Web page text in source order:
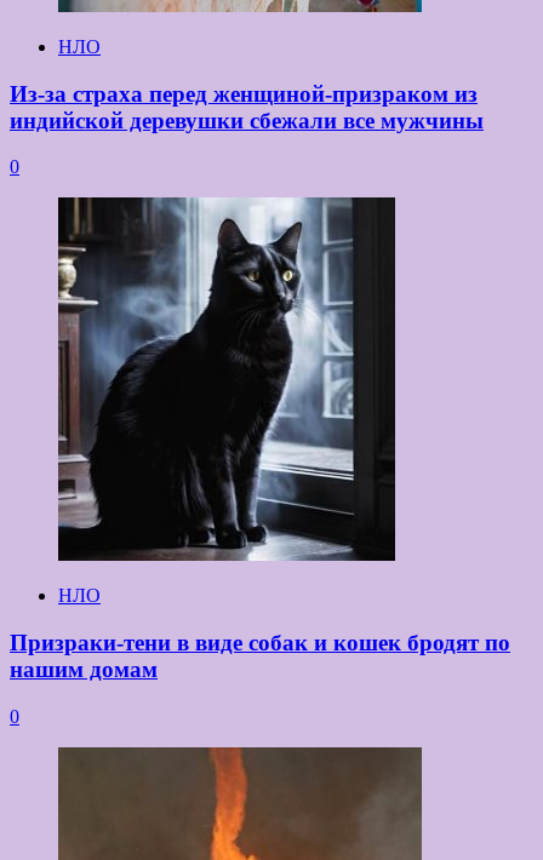
НЛО
Из-за страха перед женщиной-призраком из
индийской деревушки сбежали все мужчины
0
НЛО
Призраки-тени в виде собак и кошек бродят по
нашим домам
0